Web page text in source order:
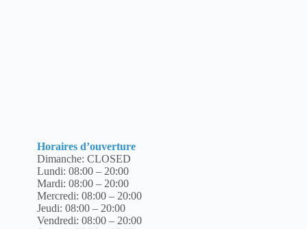
Horaires d’ouverture
Dimanche: CLOSED
Lundi: 08:00 – 20:00
Mardi: 08:00 – 20:00
Mercredi: 08:00 – 20:00
Jeudi: 08:00 – 20:00
Vendredi: 08:00 – 20:00